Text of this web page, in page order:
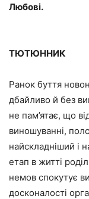
Любові.
ТЮТЮННИК
Ранок буття
дбайливо й без
не пам’ятає, що
виношуванні,
найскладніший і
етап в житті
немов спокутує
досконалості